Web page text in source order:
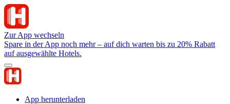
Zur App wechseln
Spare in der App noch mehr – auf dich warten bis zu 20% Rabatt
auf ausgewählte Hotels.
App herunterladen